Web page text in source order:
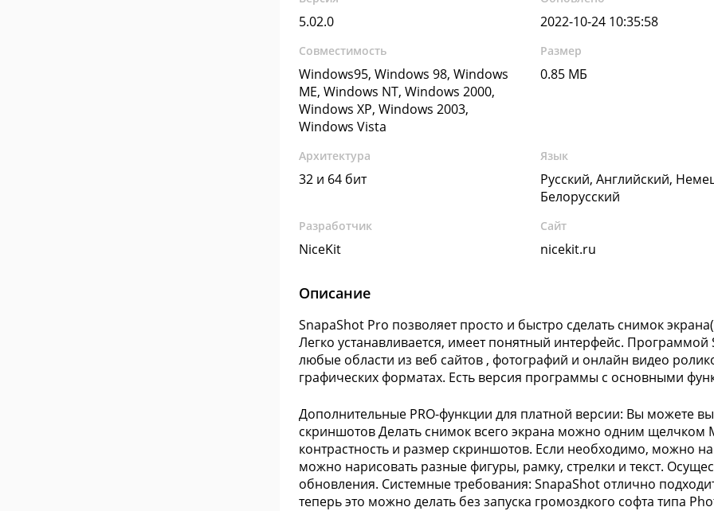
5.02.0 2022-10-24 10:35:58
Совместимость
Windows95, Windows 98, Windows
ME, Windows NT, Windows 2000,
Windows XP, Windows 2003,
Windows Vista
Размер
0.85 МБ
Архитектура
32 и 64 бит
Язык
Русский, Английский,
Белорусский
Разработчик
NiceKit
Сайт
nicekit.ru
Описание
SnapaShot Pro позволяет просто и быстро сделать снимок
Легко устанавливается, имеет понятный интерфейс.
любые области из веб сайтов , фотографий и онлайн видео
графических форматах. Есть версия программы с основными
Дополнительные PRO-функции для платной версии: Вы можете
скриншотов Делать снимок всего экрана можно одним щелчком
контрастность и размер скриншотов. Если необходимо, можно
можно нарисовать разные фигуры, рамку, стрелки и текст.
обновления. Системные требования: SnapaShot отлично
теперь это можно делать без запуска громоздкого софта типа